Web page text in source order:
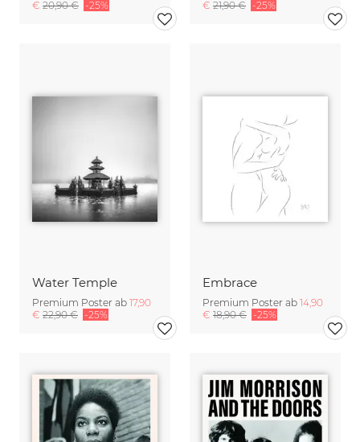
€ 20,90 € -25%
€ 21,90 € -25%
Water Temple
Premium Poster ab 17,90
€ 22,90 € -25%
Embrace
Premium Poster ab 14,90
€ 18,90 € -25%